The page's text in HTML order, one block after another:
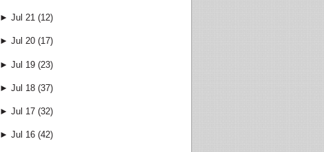
►Jul 21 (12)
►Jul 20 (17)
►Jul 19 (23)
►Jul 18 (37)
►Jul 17 (32)
►Jul 16 (42)